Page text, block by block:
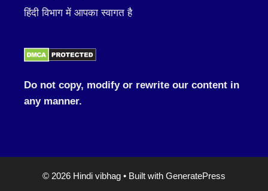
हिंदी विभाग में आपका स्वागत है
Do not copy, modify or rewrite our content in
any manner.
© 2026 Hindi vibhag • Built with GeneratePress